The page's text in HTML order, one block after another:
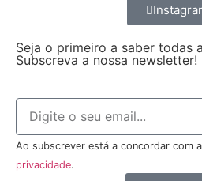
Seja o primeiro a saber todas
Subscreva a nossa newsletter!
Ao subscrever está a concordar com
privacidade.